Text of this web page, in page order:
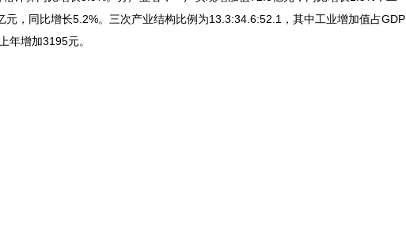
，同比增长5.2%。三次产业结构比例为13.3:34.6:52.1，其中工业增加值占GDP
年增加3195元。